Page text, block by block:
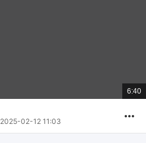
總
共
6:40
2025-02-12 11:03